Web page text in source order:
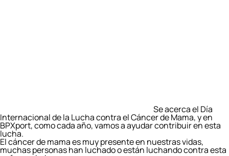
Se acerca el Día
Internacional de la Lucha contra el Cáncer de Mama, y en
BPXport, como cada año, vamos a ayudar contribuir en esta
lucha.
El cáncer de mama es muy presente en nuestras vidas,
muchas personas han luchado o están luchando contra esta